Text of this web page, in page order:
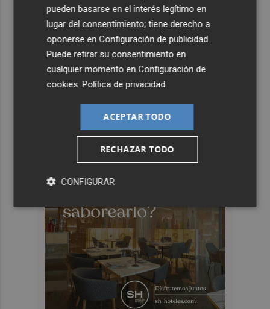
pueden basarse en el interés legítimo en
lugar del consentimiento; tiene derecho a
oponerse enConfiguración de publicidad.
Puede retirar su consentimiento en
cualquier momento enConfiguración de
cookies.Política de privacidad
ACEPTAR TODO
RECHAZAR TODO
CONFIGURAR